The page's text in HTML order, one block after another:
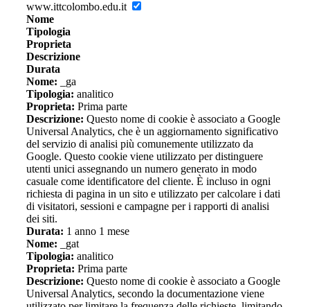
www.ittcolombo.edu.it
Nome
Tipologia
Proprieta
Descrizione
Durata
Nome: _ga
Tipologia: analitico
Proprieta: Prima parte
Descrizione: Questo nome di cookie è associato a Google
Universal Analytics, che è un aggiornamento significativo
del servizio di analisi più comunemente utilizzato da
Google. Questo cookie viene utilizzato per distinguere
utenti unici assegnando un numero generato in modo
casuale come identificatore del cliente. È incluso in ogni
richiesta di pagina in un sito e utilizzato per calcolare i dati
di visitatori, sessioni e campagne per i rapporti di analisi
dei siti.
Durata: 1 anno 1 mese
Nome: _gat
Tipologia: analitico
Proprieta: Prima parte
Descrizione: Questo nome di cookie è associato a Google
Universal Analytics, secondo la documentazione viene